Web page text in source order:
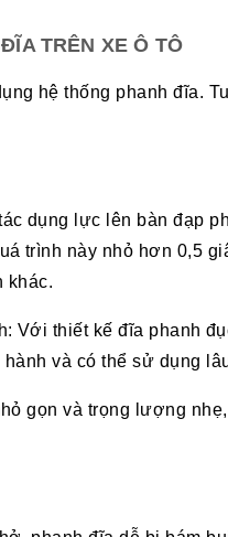
TRÊN XE Ô TÔ
hệ thống phanh đĩa.
dụng lực lên bàn đạp
trình này nhỏ hơn 0,5
khác.
Với thiết kế đĩa phanh
và có thể sử dụng
gọn và trọng lượng